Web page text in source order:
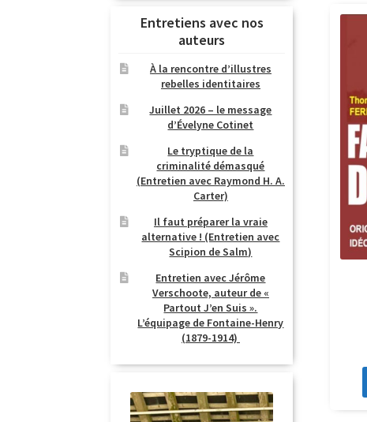
Entretiens avec nos
auteurs
À la rencontre d’illustres
rebelles identitaires
Juillet 2026 – le message
d’Évelyne Cotinet
Le tryptique de la
criminalité démasqué
(Entretien avec Raymond H. A.
Carter)
Il faut préparer la vraie
alternative ! (Entretien avec
Scipion de Salm)
Entretien avec Jérôme
Verschoote, auteur de «
Partout J’en Suis ».
L’équipage de Fontaine-Henry
(1879-1914)